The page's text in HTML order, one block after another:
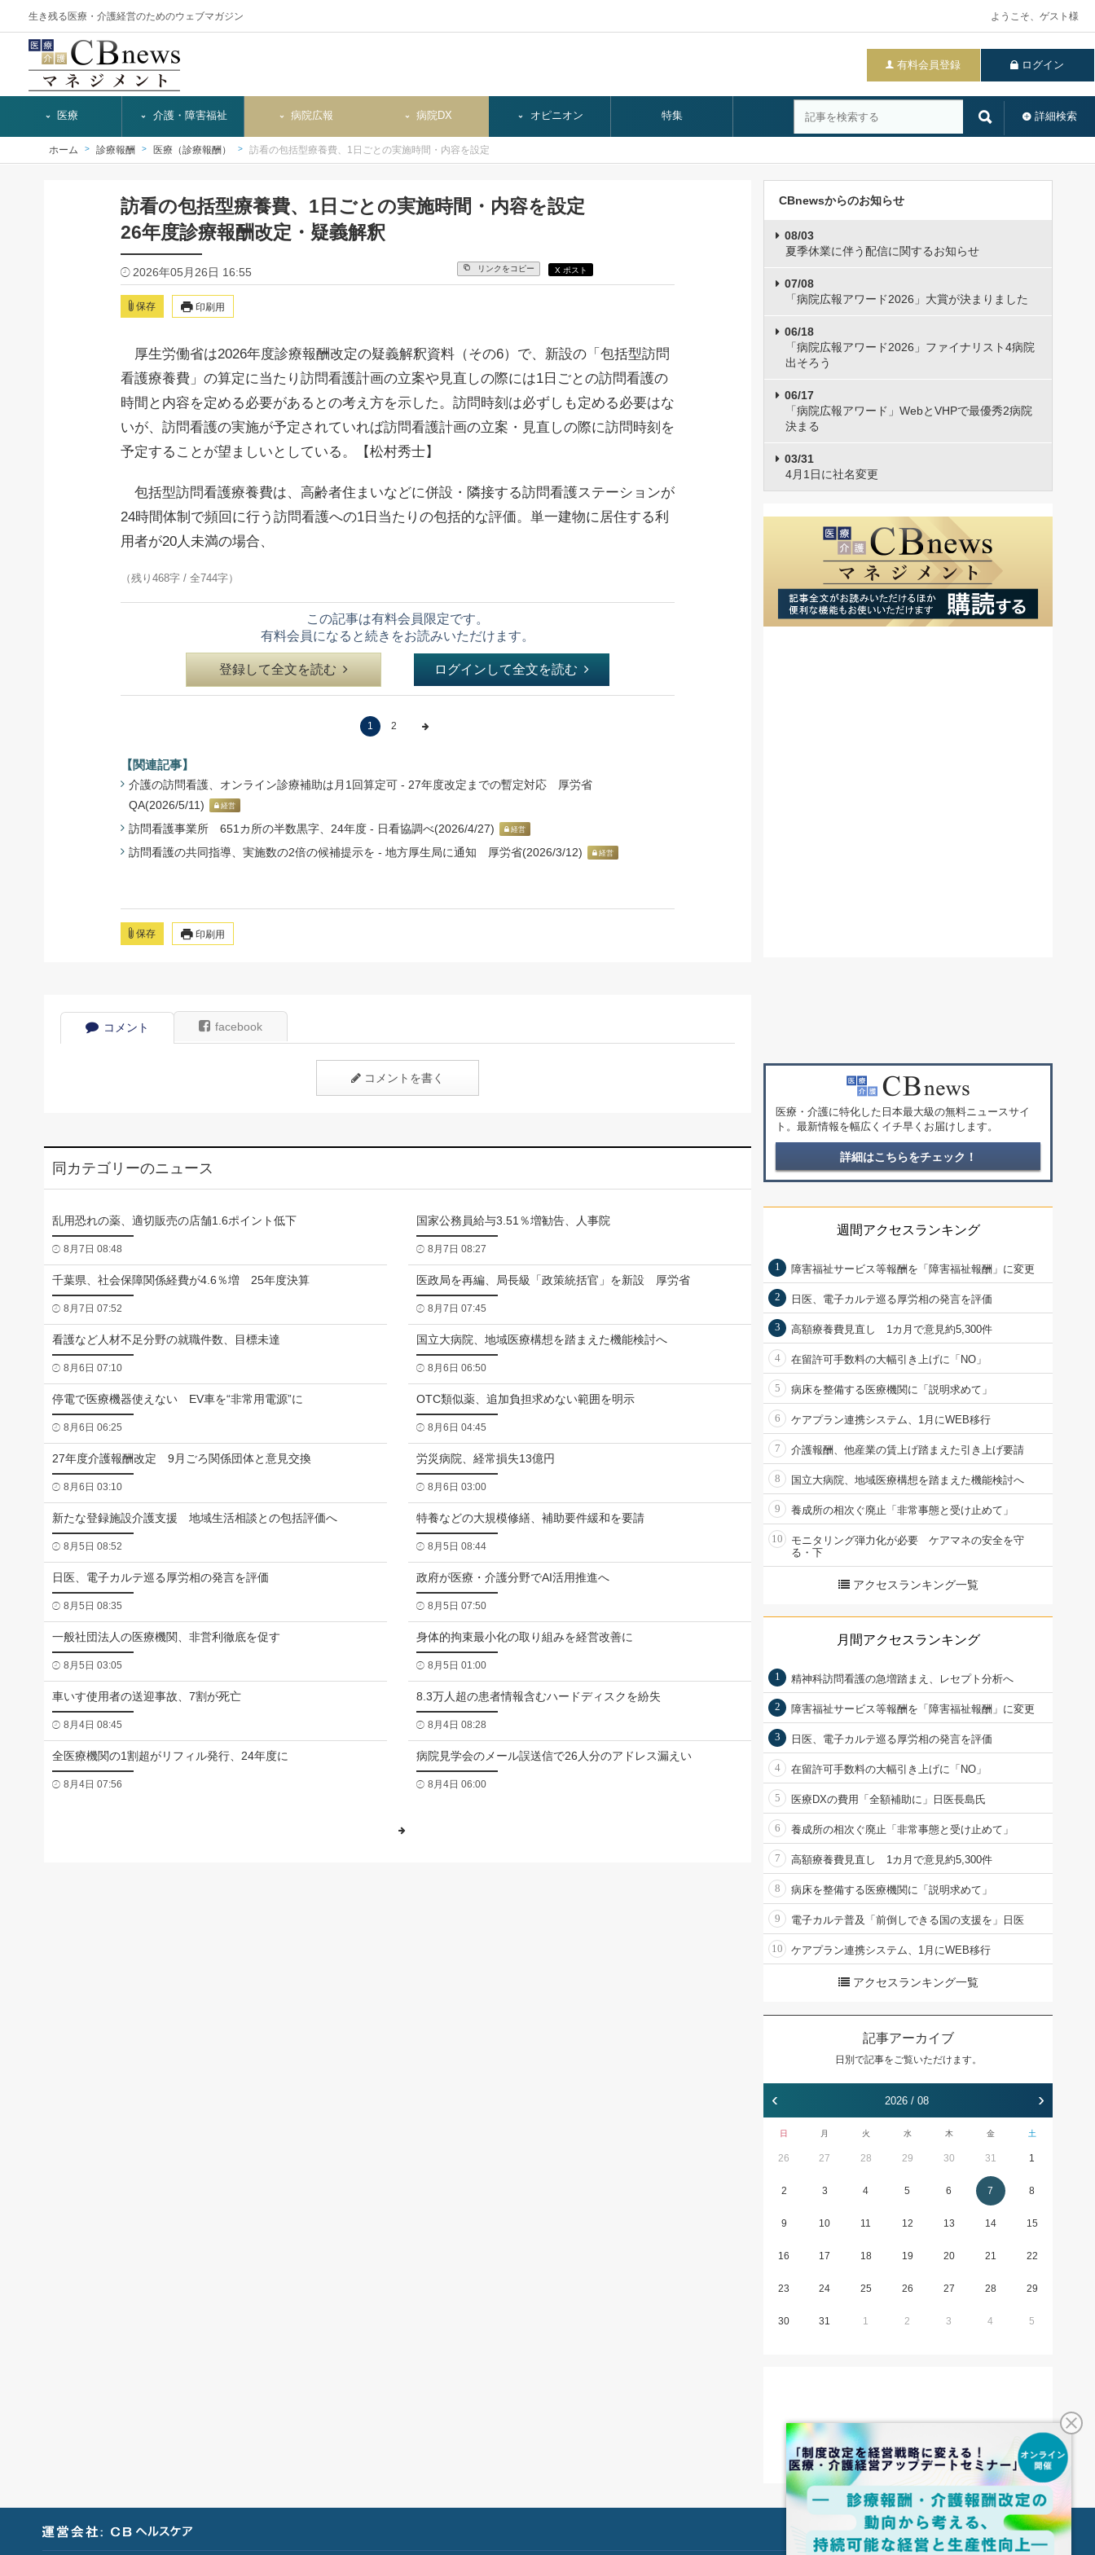
生き残る医療・介護経営のためのウェブマガジン ようこそ、ゲスト様
有料会員登録 ログイン
詳細検索
医療 介護・障害福祉 病院広報 病院DX オピニオン 特集
ホーム 診療報酬 医療（診療報酬） 訪看の包括型療養費、1日ごとの実施時間・内容を設定
訪看の包括型療養費、1日ごとの実施時間・内容を設定
26年度診療報酬改定・疑義解釈
2026年05月26日 16:55 リンクをコピー X ポスト
保存 印刷用
厚生労働省は2026年度診療報酬改定の疑義解釈資料（その6）で、新設の「包括型訪問
看護療養費」の算定に当たり訪問看護計画の立案や見直しの際には1日ごとの訪問看護の
時間と内容を定める必要があるとの考え方を示した。訪問時刻は必ずしも定める必要はな
いが、訪問看護の実施が予定されていれば訪問看護計画の立案・見直しの際に訪問時刻を
予定することが望ましいとしている。【松村秀士】
包括型訪問看護療養費は、高齢者住まいなどに併設・隣接する訪問看護ステーションが
24時間体制で頻回に行う訪問看護への1日当たりの包括的な評価。単一建物に居住する利
用者が20人未満の場合、
（残り468字 / 全744字）
この記事は有料会員限定です。
有料会員になると続きをお読みいただけます。
登録して全文を読む ログインして全文を読む
1 2
【関連記事】
介護の訪問看護、オンライン診療補助は月1回算定可 - 27年度改定までの暫定対応 厚労省
QA(2026/5/11)
経営
訪問看護事業所 651カ所の半数黒字、24年度 - 日看協調べ(2026/4/27) 経営
訪問看護の共同指導、実施数の2倍の候補提示を - 地方厚生局に通知 厚労省(2026/3/12) 経営
保存 印刷用
コメント facebook
コメントを書く
同カテゴリーのニュース
乱用恐れの薬、適切販売の店舗1.6ポイント低下
8月7日 08:48
国家公務員給与3.51％増勧告、人事院
8月7日 08:27
千葉県、社会保障関係経費が4.6％増 25年度決算
8月7日 07:52
医政局を再編、局長級「政策統括官」を新設 厚労省
8月7日 07:45
看護など人材不足分野の就職件数、目標未達
8月6日 07:10
国立大病院、地域医療構想を踏まえた機能検討へ
8月6日 06:50
停電で医療機器使えない EV車を“非常用電源”に
8月6日 06:25
OTC類似薬、追加負担求めない範囲を明示
8月6日 04:45
27年度介護報酬改定 9月ごろ関係団体と意見交換
8月6日 03:10
労災病院、経常損失13億円
8月6日 03:00
新たな登録施設介護支援 地域生活相談との包括評価へ
8月5日 08:52
特養などの大規模修繕、補助要件緩和を要請
8月5日 08:44
日医、電子カルテ巡る厚労相の発言を評価
8月5日 08:35
政府が医療・介護分野でAI活用推進へ
8月5日 07:50
一般社団法人の医療機関、非営利徹底を促す
8月5日 03:05
身体的拘束最小化の取り組みを経営改善に
8月5日 01:00
車いす使用者の送迎事故、7割が死亡
8月4日 08:45
8.3万人超の患者情報含むハードディスクを紛失
8月4日 08:28
全医療機関の1割超がリフィル発行、24年度に
8月4日 07:56
病院見学会のメール誤送信で26人分のアドレス漏えい
8月4日 06:00
CBnewsからのお知らせ
08/03
夏季休業に伴う配信に関するお知らせ
07/08
「病院広報アワード2026」大賞が決まりました
06/18
「病院広報アワード2026」ファイナリスト4病院
出そろう
06/17
「病院広報アワード」WebとVHPで最優秀2病院
決まる
03/31
4月1日に社名変更
医療・介護に特化した日本最大級の無料ニュースサイ
ト。最新情報を幅広くイチ早くお届けします。
詳細はこちらをチェック！
週間アクセスランキング
1 障害福祉サービス等報酬を「障害福祉報酬」に変更
2 日医、電子カルテ巡る厚労相の発言を評価
3 高額療養費見直し 1カ月で意見約5,300件
4 在留許可手数料の大幅引き上げに「NO」
5 病床を整備する医療機関に「説明求めて」
6 ケアプラン連携システム、1月にWEB移行
7 介護報酬、他産業の賃上げ踏まえた引き上げ要請
8 国立大病院、地域医療構想を踏まえた機能検討へ
9 養成所の相次ぐ廃止「非常事態と受け止めて」
10
モニタリング弾力化が必要 ケアマネの安全を守
る・下
アクセスランキング一覧
月間アクセスランキング
1 精神科訪問看護の急増踏まえ、レセプト分析へ
2 障害福祉サービス等報酬を「障害福祉報酬」に変更
3 日医、電子カルテ巡る厚労相の発言を評価
4 在留許可手数料の大幅引き上げに「NO」
5 医療DXの費用「全額補助に」日医長島氏
6 養成所の相次ぐ廃止「非常事態と受け止めて」
7 高額療養費見直し 1カ月で意見約5,300件
8 病床を整備する医療機関に「説明求めて」
9 電子カルテ普及「前倒しできる国の支援を」日医
10 ケアプラン連携システム、1月にWEB移行
アクセスランキング一覧
記事アーカイブ
日別で記事をご覧いただけます。
‹ 2026 / 08 ›
日 月 火 水 木 金 土
26 27 28 29 30 31 1
2 3 4 5 6 7 8
9 10 11 12 13 14 15
16 17 18 19 20 21 22
23 24 25 26 27 28 29
30 31 1 2 3 4 5